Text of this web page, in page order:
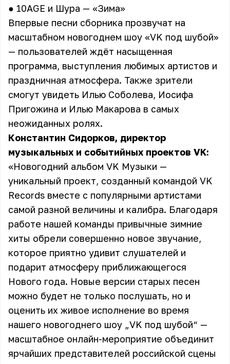
● 10AGE и Шура — «Зима»
Впервые песни сборника прозвучат на
масштабном новогоднем шоу «VK под шубой»
— пользователей ждёт насыщенная
программа, выступления любимых артистов и
праздничная атмосфера. Также зрители
смогут увидеть Илью Соболева, Иосифа
Пригожина и Илью Макарова в самых
неожиданных ролях.
Константин Сидорков, директор
музыкальных и событийных проектов VK:
«Новогодний альбом VK Музыки —
уникальный проект, созданный командой VK
Records вместе с популярными артистами
самой разной величины и калибра. Благодаря
работе нашей команды привычные зимние
хиты обрели совершенно новое звучание,
которое приятно удивит слушателей и
подарит атмосферу приближающегося
Нового года. Новые версии старых песен
можно будет не только послушать, но и
оценить их живое исполнение во время
нашего новогоднего шоу „VK под шубой“ —
масштабное онлайн-мероприятие объединит
ярчайших представителей российской сцены